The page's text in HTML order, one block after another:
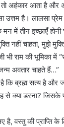
अहंकार आता है और
है। लालसा प्रेम
में तीन इच्छाएँ
नहीं चाहता, मुझे
भी राम की भूमिका
अवतार चाहते हैं…”
कि ब्रह्म सत्य है और
से क्या डरना?
वस्तु की प्राप्ति के